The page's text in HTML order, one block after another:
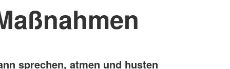
sprechen, atmen und husten